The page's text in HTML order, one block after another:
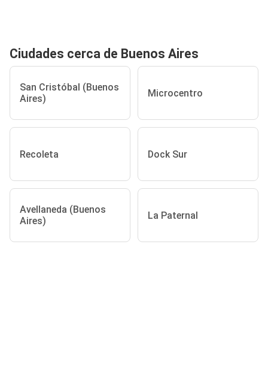
Ciudades cerca de Buenos Aires
San Cristóbal (Buenos
Aires)
Microcentro
Recoleta Dock Sur
Avellaneda (Buenos
Aires)
La Paternal